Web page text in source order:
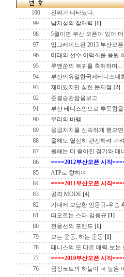
100
진짜가 나타났다.
99
남지성의 잠재력 [1]
98
5월이면 부산 오픈이 있어
97
업그레이드된 2013 부산오
96
미래의 선수 이덕희를 응원
95
루옌쑨의 복귀를 축하하며...
94
부산의유일한국제테니스대
93
재미있지만 심한 문제점 [2]
92
준결승관람을보고
91
부산 테니스인으로 뿌듯함
90
우리의 바램
89
응급처치를 신속하게 했으
88
올해도 열심히 관전하려 가
87
올해는 더 좋아진 경기와 매
86
====2012부산오픈 시작
85
ATP로 향햐여
84
====2011부산오픈 시작
83
공격 MODE [4]
82
기대에 보답한 임용규-우승
81
떠오르는 스타-임용규 [1]
80
전웅선의 포핸드 [1]
79
보는 운동, 하는 운동 [1]
78
테니스의 또 다른 매력-보는
77
====2010부산오픈 시작
76
금정코트의 하늘이 더 높은